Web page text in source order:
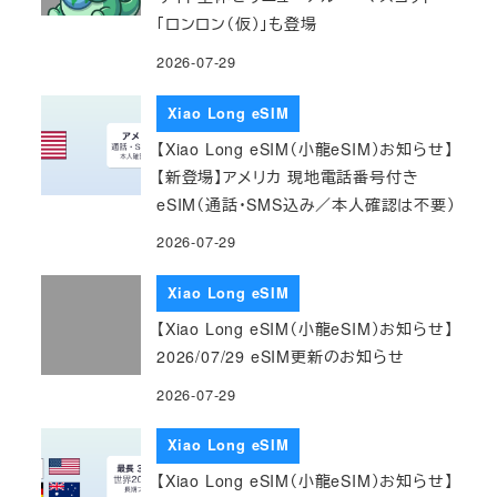
「ロンロン（仮）」も登場
2026-07-29
Xiao Long eSIM
【Xiao Long eSIM（小龍eSIM）お知らせ】
【新登場】アメリカ 現地電話番号付き
eSIM（通話・SMS込み／本人確認は不要）
2026-07-29
Xiao Long eSIM
【Xiao Long eSIM（小龍eSIM）お知らせ】
2026/07/29 eSIM更新のお知らせ
2026-07-29
Xiao Long eSIM
【Xiao Long eSIM（小龍eSIM）お知らせ】